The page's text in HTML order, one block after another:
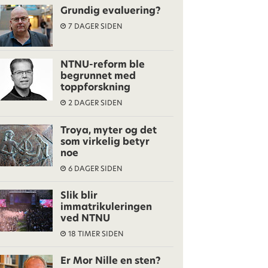
Grundig evaluering?
7 DAGER SIDEN
NTNU-reform ble
begrunnet med
toppforskning
2 DAGER SIDEN
Troya, myter og det
som virkelig betyr
noe
6 DAGER SIDEN
Slik blir
immatrikuleringen
ved NTNU
18 TIMER SIDEN
Er Mor Nille en sten?